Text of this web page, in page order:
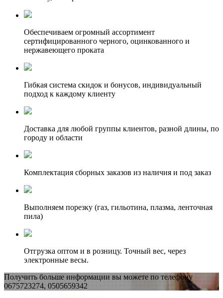
Обеспечиваем огромный ассортимент
сертифицированного черного, оцинкованного и
нержавеющего проката
Гибкая система скидок и бонусов, индивидуальный
подход к каждому клиенту
Доставка для любой группы клиентов, разной длины, по
городу и области
Комплектация сборных заказов из наличия и под заказ
Выполняем порезку (газ, гильотина, плазма, ленточная
пила)
Отгрузка оптом и в розницу. Точный вес, через
электронные весы.
Получить больше информации вы можете по телефону
0675723274, 0505659342